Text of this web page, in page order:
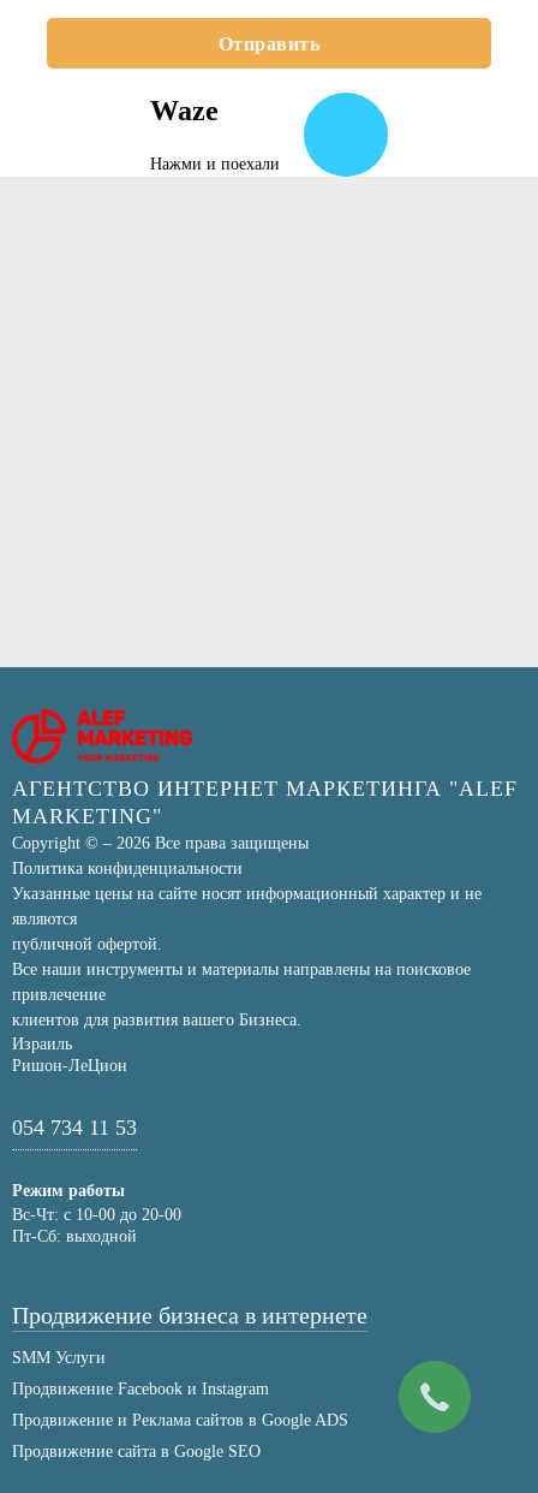
Отправить
Waze
Нажми и поехали
АГЕНТСТВО ИНТЕРНЕТ МАРКЕТИНГА "ALEF
MARKETING"
Copyright © – 2026 Все права защищены
Политика конфиденциальности
Указанные цены на сайте носят информационный характер и не
являются
публичной офертой.
Все наши инструменты и материалы направлены на поисковое
привлечение
клиентов для развития вашего Бизнеса.
Израиль
Ришон-ЛеЦион
054 734 11 53
Режим работы
Вс-Чт: с 10-00 до 20-00
Пт-Сб: выходной
Продвижение бизнеса в интернете
SMM Услуги
Продвижение Facebook и Instagram
Продвижение и Реклама сайтов в Google ADS
Продвижение сайта в Google SEO